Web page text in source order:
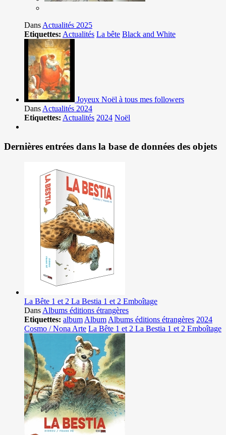
Dans Actualités 2025
Etiquettes: Actualités La bête Black and White
Joyeux Noël à tous mes followers
Dans Actualités 2024
Etiquettes: Actualités 2024 Noël
Dernières entrées dans la base de données des objets
La Bête 1 et 2 La Bestia 1 et 2 Emboîtage
Dans Albums éditions étrangères
Etiquettes: album Album Albums éditions étrangères 2024
Cosmo / Nona Arte La Bête 1 et 2 La Bestia 1 et 2 Emboîtage